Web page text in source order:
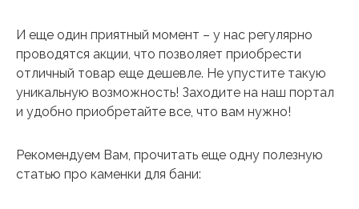
И еще один приятный момент – у нас регулярно
проводятся акции, что позволяет приобрести
отличный товар еще дешевле. Не упустите такую
уникальную возможность! Заходите на наш портал
и удобно приобретайте все, что вам нужно!
Рекомендуем Вам, прочитать еще одну полезную
статью про каменки для бани: